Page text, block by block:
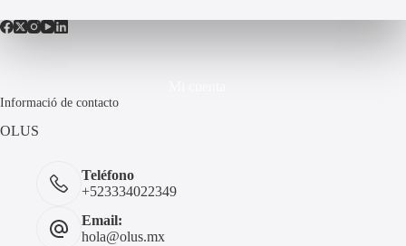
Informació de contacto
OLUS
Teléfono
+523334022349
Email:
hola@olus.mx